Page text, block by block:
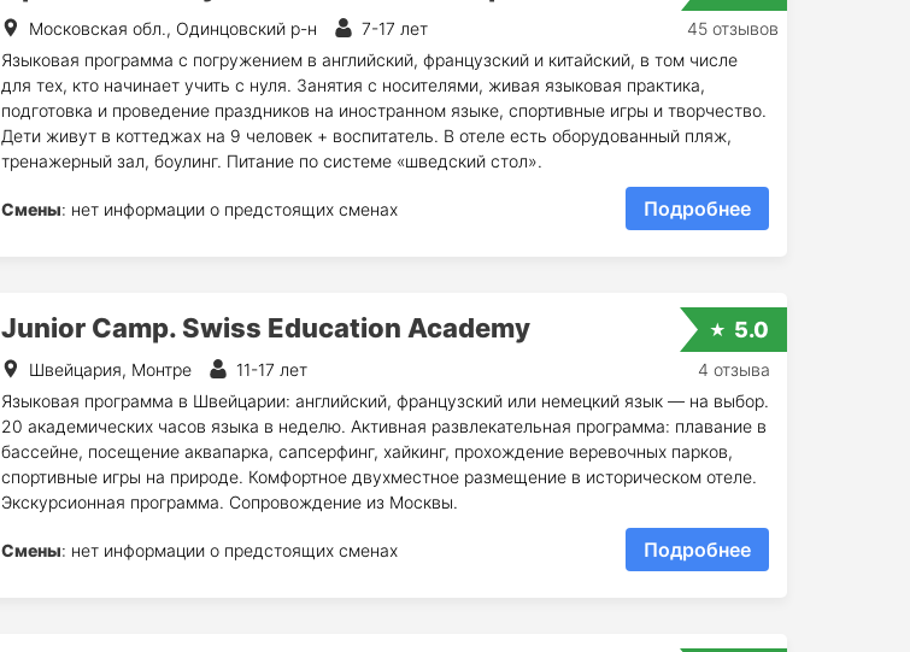
Московская обл., Одинцовский р-н
7-17 лет
Языковая программа с погружением в английский, французский и китайский, в том числе
для тех, кто начинает учить с нуля. Занятия с носителями, живая языковая практика,
подготовка и проведение праздников на иностранном языке, спортивные игры и творчество.
Дети живут в коттеджах на 9 человек + воспитатель. В отеле есть оборудованный пляж,
тренажерный зал, боулинг. Питание по системе «шведский стол».
Смены: нет информации о предстоящих сменах Подробнее
45 отзывов
Junior Camp. Swiss Education Academy
Швейцария, Монтре
11-17 лет
Языковая программа в Швейцарии: английский, французский или немецкий язык — на выбор.
20 академических часов языка в неделю. Активная развлекательная программа: плавание в
бассейне, посещение аквапарка, сапсерфинг, хайкинг, прохождение веревочных парков,
спортивные игры на природе. Комфортное двухместное размещение в историческом отеле.
Экскурсионная программа. Сопровождение из Москвы.
Смены: нет информации о предстоящих сменах Подробнее
5.0
4 отзыва